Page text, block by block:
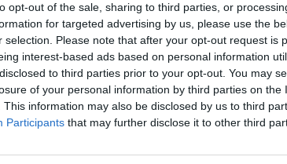
opt-out of the sale, sharing to third parties, or
for targeted advertising by us, please use the
selection. Please note that after your opt-out request is
interest-based ads based on personal information
to third parties prior to your opt-out. You may
of your personal information by third parties on the
This information may also be disclosed by us to third
Participants that may further disclose it to other third
ir putas. Siekdami išvengti COVID-19
reikalavo skiepų įrodymo dokumento, prašė
artimo kontakto su kitais dalyviais.
10 dienos.
paveldas tradicijos tik Lrytas.TV